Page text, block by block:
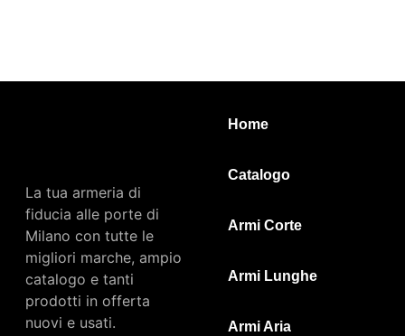
La tua armeria di
fiducia alle porte di
Milano con tutte le
migliori marche, ampio
catalogo e tanti
prodotti in offerta
nuovi e usati.
Home
Catalogo
Armi Corte
Armi Lunghe
Armi Aria